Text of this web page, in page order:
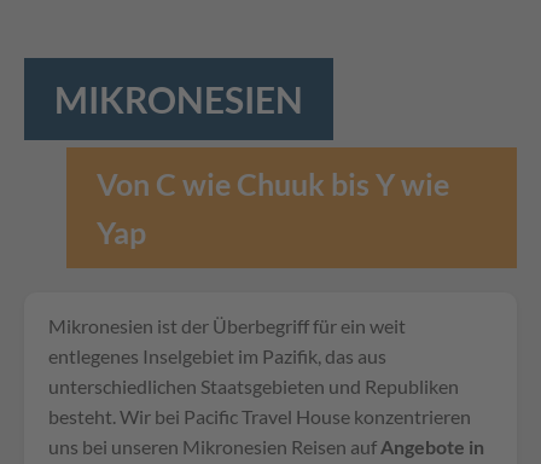
MIKRONESIEN
Von C wie Chuuk bis Y wie
Yap
Mikronesien ist der Überbegriff für ein weit
entlegenes Inselgebiet im Pazifik, das aus
unterschiedlichen Staatsgebieten und Republiken
besteht. Wir bei Pacific Travel House konzentrieren
uns bei unseren Mikronesien Reisen auf Angebote in